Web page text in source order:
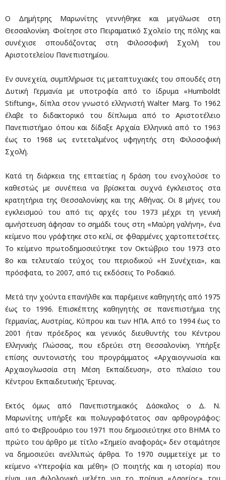
Ο Δημήτρης Μαρωνίτης γεννήθηκε και μεγάλωσε στη
Θεσσαλονίκη. Φοίτησε στο Πειραματικό Σχολείο της πόλης και
συνέχισε σπουδάζοντας στη Φιλοσοφική Σχολή του
Αριστοτελείου Πανεπιστημίου.
Εν συνεχεία, συμπλήρωσε τις μεταπτυχιακές του σπουδές στη
Δυτική Γερμανία με υποτροφία από το ίδρυμα «Humboldt
Stiftung», δίπλα στον γνωστό ελληνιστή Walter Marg. Το 1962
έλαβε το διδακτορικό του δίπλωμα από το Αριστοτέλειο
Πανεπιστήμιο όπου και δίδαξε Αρχαία Ελληνικά από το 1963
έως το 1968 ως εντεταλμένος υφηγητής στη Φιλοσοφική
Σχολή.
Κατά τη διάρκεια της επταετίας η δράση του ενοχλούσε το
καθεστώς με συνέπεια να βρίσκεται συχνά έγκλειστος στα
κρατητήρια της Θεσσαλονίκης και της Αθήνας. Οι 8 μήνες του
εγκλεισμού του από τις αρχές του 1973 μέχρι τη γενική
αμνήστευση άφησαν το σημάδι τους στη «Μαύρη γαλήνη», ένα
κείμενο που γράφτηκε στο κελί, σε φθαρμένες χαρτοπετσέτες.
Το κείμενο πρωτοδημοσιεύτηκε τον Οκτώβριο του 1973 στο
8ο και τελευταίο τεύχος του περιοδικού «Η Συνέχεια», και
πρόσφατα, το 2007, από τις εκδόσεις Το Ροδακιό.
Μετά την χούντα επανήλθε και παρέμεινε καθηγητής από 1975
έως το 1996. Επισκέπτης καθηγητής σε πανεπιστήμια της
Γερμανίας, Αυστρίας, Κύπρου και των ΗΠΑ. Από το 1994 έως το
2001 ήταν πρόεδρος και γενικός διευθυντής του Κέντρου
Ελληνικής Γλώσσας, που εδρεύει στη Θεσσαλονίκη. Υπήρξε
επίσης συντονιστής του προγράμματος «Αρχαιογνωσία και
Αρχαιογλωσσία στη Μέση Εκπαίδευση», στο πλαίσιο του
Κέντρου Εκπαιδευτικής Έρευνας.
Εκτός όμως από Πανεπιστημιακός Δάσκαλος ο Δ. Ν.
Μαρωνίτης υπήρξε και πολυγραφότατος σαν αρθρογράφος:
από το Φεβρουάριο του 1971 που δημοσιεύτηκε στο ΒΗΜΑ το
πρώτο του άρθρο με τίτλο «Σημείο αναφοράς» δεν σταμάτησε
να δημοσιεύει ανελλιπώς άρθρα. Το 1970 συμμετείχε με το
κείμενο «Υπεροψία και μέθη» (Ο ποιητής και η ιστορία) που